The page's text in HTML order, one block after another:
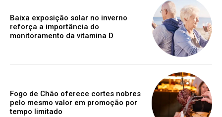
Baixa exposição solar no inverno
reforça a importância do
monitoramento da vitamina D
Fogo de Chão oferece cortes nobres
pelo mesmo valor em promoção por
tempo limitado